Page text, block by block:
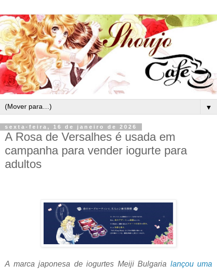
▼
sexta-feira, 16 de janeiro de 2026
A Rosa de Versalhes é usada em
campanha para vender iogurte para
adultos
A marca japonesa de iogurtes Meiji Bulgaria lançou uma